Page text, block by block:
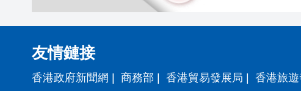
友情鏈接
香港政府新聞網 | 商務部 | 香港貿易發展局 | 香港旅